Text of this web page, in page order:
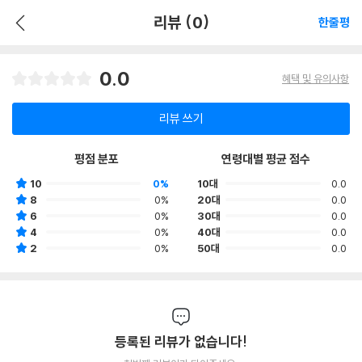
리뷰 (0) 한줄평
0.0 혜택 및 유의사항
리뷰 쓰기
평점 분포
10
0%
8
0%
6
0%
4
0%
2
0%
연령대별 평균 점수
10대
0.0
20대
0.0
30대
0.0
40대
0.0
50대
0.0
등록된 리뷰가 없습니다!